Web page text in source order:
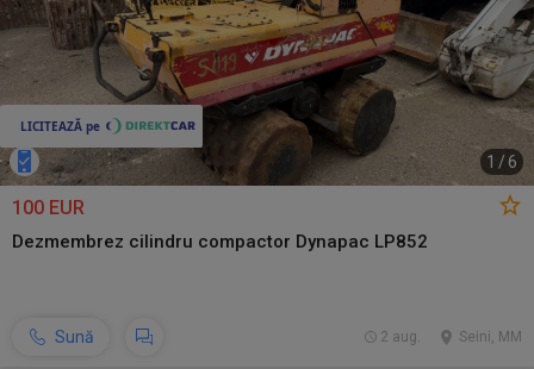
1 /6
100 EUR
Dezmembrez cilindru compactor Dynapac LP852
Sună Seini, MM
2 aug.